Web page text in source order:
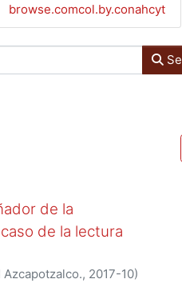
browse.comcol.by.conahcyt
de la
de la lectura
, 2017-10)